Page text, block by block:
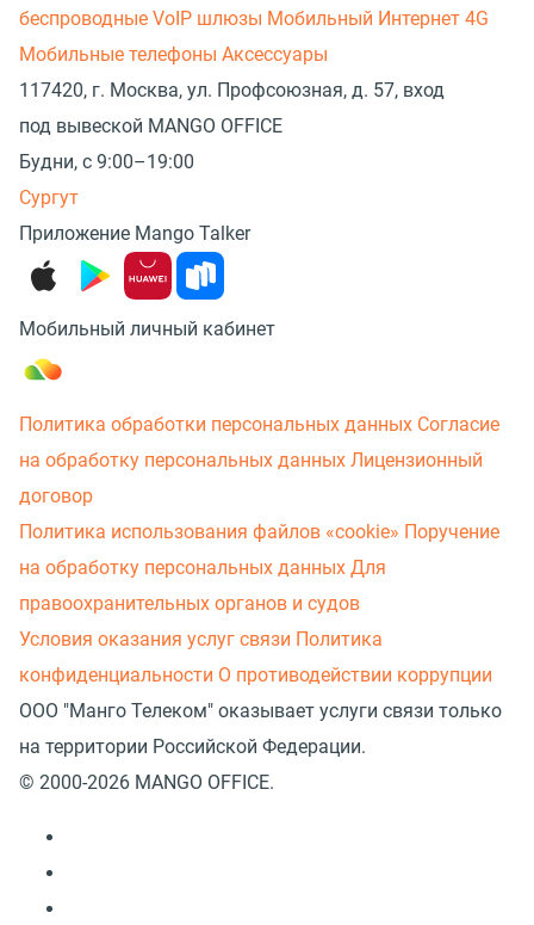
беспроводные VoIP шлюзы Мобильный Интернет 4G
Мобильные телефоны Аксессуары
117420, г. Москва, ул. Профсоюзная, д. 57, вход
под вывеской MANGO OFFICE
Будни, с 9:00–19:00
Сургут
Приложение Mango Talker
Мобильный личный кабинет
Политика обработки персональных данных Согласие
на обработку персональных данных Лицензионный
договор
Политика использования файлов «cookie» Поручение
на обработку персональных данных Для
правоохранительных органов и судов
Условия оказания услуг связи Политика
конфиденциальности О противодействии коррупции
ООО "Манго Телеком" оказывает услуги связи только
на территории Российской Федерации.
© 2000-2026 MANGO OFFICE.